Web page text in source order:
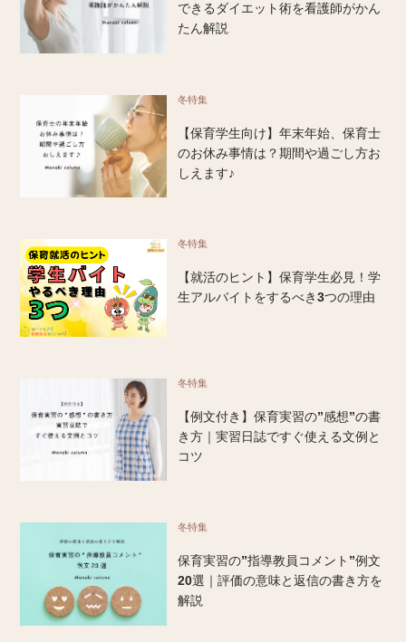
できるダイエット術を看護師がかん
たん解説
冬特集
【保育学生向け】年末年始、保育士
のお休み事情は？期間や過ごし方お
しえます♪
冬特集
【就活のヒント】保育学生必見！学
生アルバイトをするべき3つの理由
冬特集
【例文付き】保育実習の”感想”の書
き方｜実習日誌ですぐ使える文例と
コツ
冬特集
保育実習の”指導教員コメント”例文
20選｜評価の意味と返信の書き方を
解説